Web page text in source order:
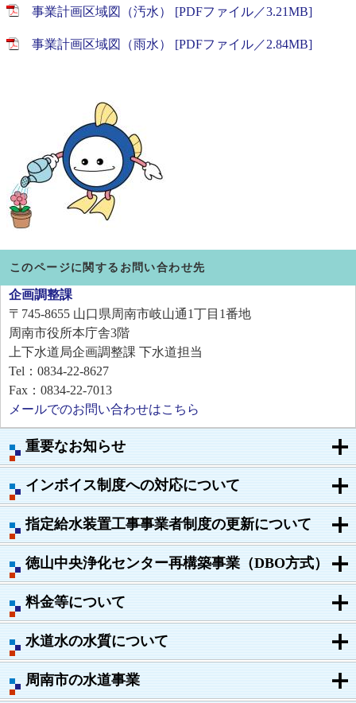
重要なお知らせ
インボイス制度への対応について
指定給水装置工事事業者制度の更新について
徳山中央浄化センター再構築事業（DBO方式）
料金等について
水道水の水質について
周南市の水道事業
事業計画区域図（汚水） [PDFファイル／3.21MB]
事業計画区域図（雨水） [PDFファイル／2.84MB]
このページに関するお問い合わせ先
企画調整課
〒745-8655 山口県周南市岐山通1丁目1番地
周南市役所本庁舎3階
上下水道局企画調整課 下水道担当
Tel：0834-22-8627
Fax：0834-22-7013
メールでのお問い合わせはこちら